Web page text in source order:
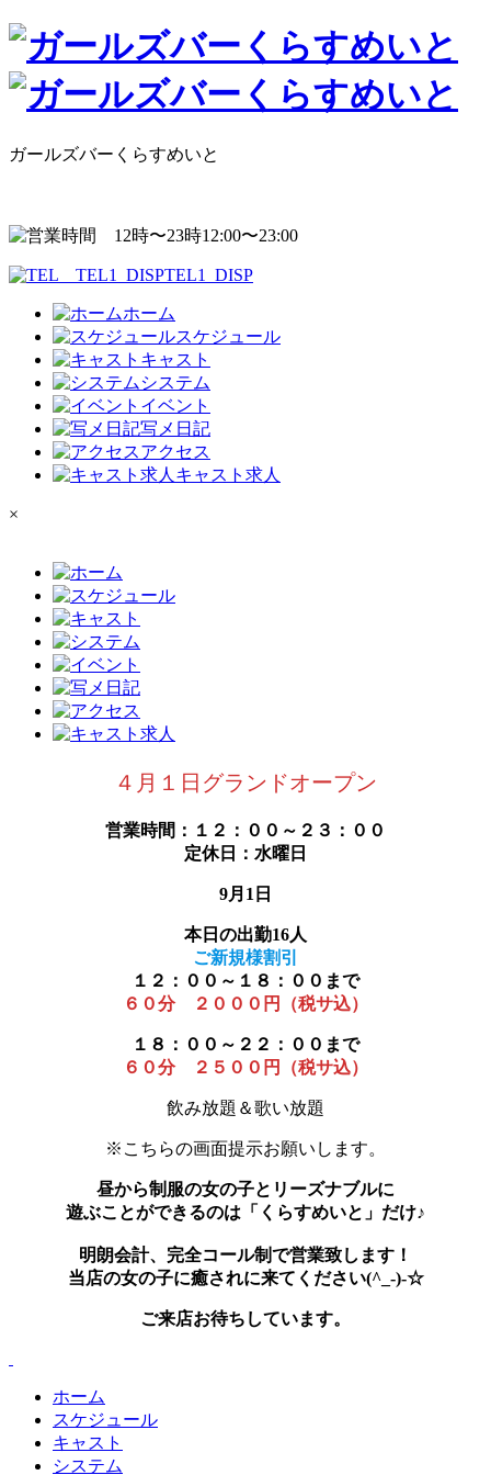
ガールズバーくらすめいと
12:00〜23:00
TEL1_DISP
ホーム
スケジュール
キャスト
システム
イベント
写メ日記
アクセス
キャスト求人
×
４月１日グランドオープン
営業時間：１２：００～２３：００
定休日：水曜日
9月1日
本日の出勤16人
ご新規様割引
１２：００～１８：００まで
６０分 ２０００円（税サ込）
１８：００～２２：００まで
６０分 ２５００円（税サ込）
飲み放題＆歌い放題
※こちらの画面提示お願いします。
昼から制服の女の子とリーズナブルに
遊ぶことができるのは「くらすめいと」だけ♪
明朗会計、完全コール制で営業致します！
当店の女の子に癒されに来てください(^_-)-☆
ご来店お待ちしています。
ホーム
スケジュール
キャスト
システム